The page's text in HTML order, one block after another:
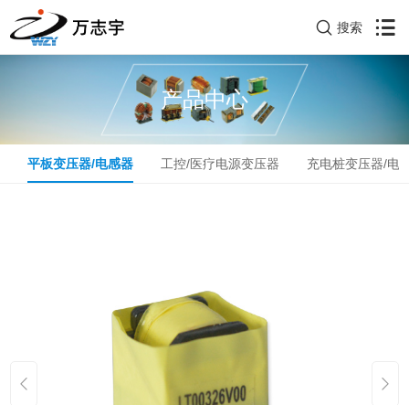
搜索
产品中心
平板变压器/电感器 工控/医疗电源变压器 充电桩变压器/电